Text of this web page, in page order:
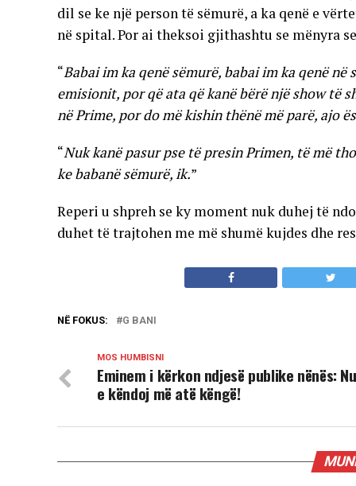
dil se ke një person të sëmurë, a ka qenë e
në spital. Por ai theksoi gjithashtu se mënyra
“Babai im ka qenë sëmurë, babai im ka qenë
emisionit, por që ata që kanë bërë një show të
në Prime, por do më kishin thënë më parë, ajo
“Nuk kanë pasur pse të presin Primen, të më
ke babanë sëmurë, ik.”
Reperi u shpreh se ky moment nuk duhej të
duhet të trajtohen me më shumë kujdes dhe
NË FOKUS: G BANI
MOS HUMBISNI
Eminem i kërkon ndjesë publike nënës:
e këndoj më atë këngë!